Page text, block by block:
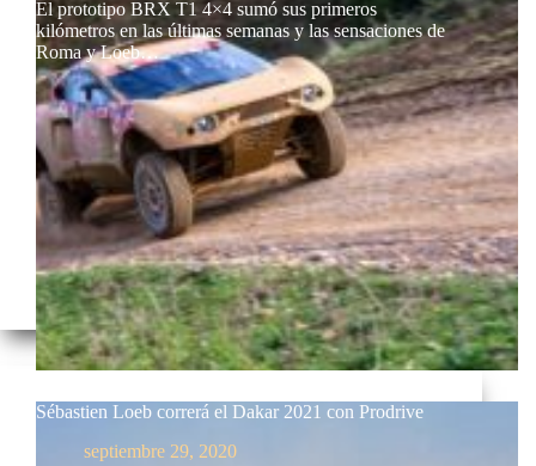
El prototipo BRX T1 4×4 sumó sus primeros
kilómetros en las últimas semanas y las sensaciones de
Roma y Loeb…
Sébastien Loeb correrá el Dakar 2021 con Prodrive
septiembre 29, 2020